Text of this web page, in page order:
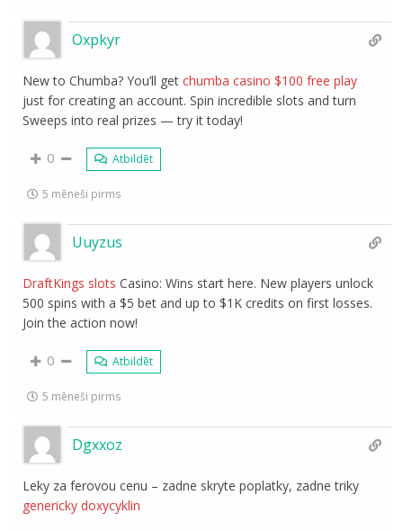
Oxpkyr
New to Chumba? You’ll getchumba casino $100 free play
just for creating an account. Spin incredible slots and turn
Sweeps into real prizes — try it today!
0 Atbildēt
5 mēneši pirms
Uuyzus
DraftKings slots Casino: Wins start here. New players unlock
500 spins with a $5 bet and up to $1K credits on first losses.
Join the action now!
0 Atbildēt
5 mēneši pirms
Dgxxoz
Leky za ferovou cenu – zadne skryte poplatky, zadne triky
genericky doxycyklin